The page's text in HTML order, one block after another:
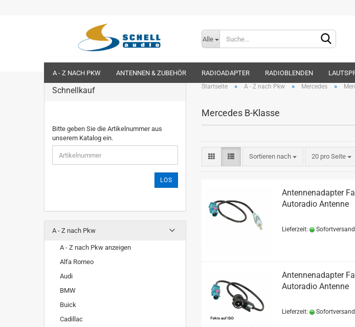
Alle
A - Z NACH PKW ANTENNEN & ZUBEHÖR RADIOADAPTER RADIOBLENDEN
Startseite » A - Z nach Pkw » Mercedes »
Mercedes B-Klasse
Sortieren nach 20 pro Seite
Antennenadapter
Autoradio Antenne
Lieferzeit:
Antennenadapter
Autoradio Antenne
Lieferzeit:
Schnellkauf
Bitte geben Sie die Artikelnummer aus
unserem Katalog ein.
LOS
A - Z nach Pkw
A - Z nach Pkw anzeigen
Alfa Romeo
Audi
BMW
Buick
Cadillac